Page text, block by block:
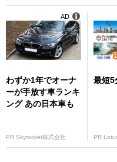
わずか1年でオーナ
ーが手放す車ランキ
ング あの日本車も
PR Skyrocket株式会社
AD
最短5
PR